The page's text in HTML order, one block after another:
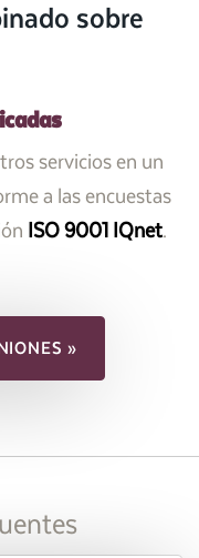
sobre
servicios en un
a las encuestas
ISO 9001 IQnet.
»